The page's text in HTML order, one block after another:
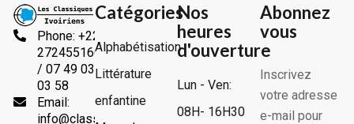
Phone: +225
2724551666
/ 07 49 03
03 58
Email:
info@classiquesivoiriens.com
Catégories
Alphabétisation
Littérature
enfantine
Nos
heures
d'ouverture
Lun - Ven:
08H- 16H30
Abonnez
vous
Inscrivez
votre adresse
e-mail pour